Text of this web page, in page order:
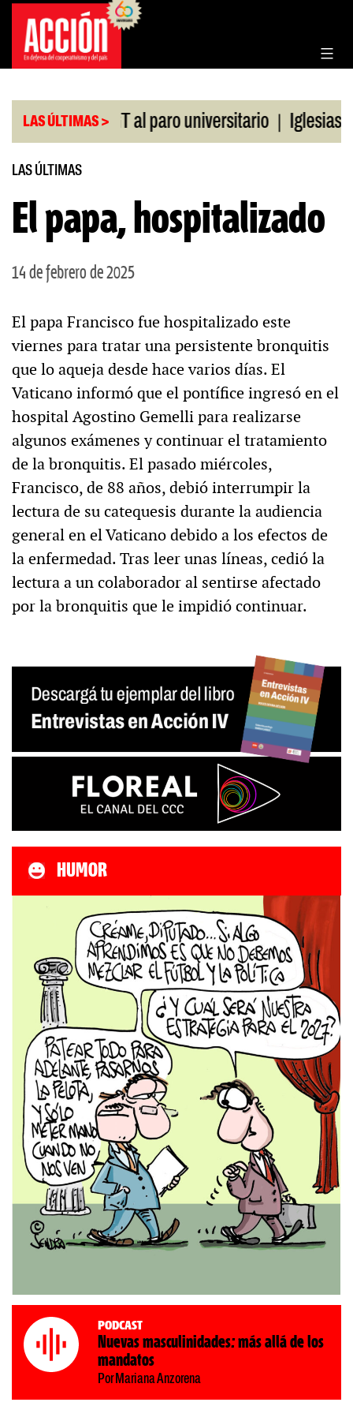
Saltar
contenido
LAS ÚLTIMAS >
de la CGT al paro universitario | Iglesias y
LAS ÚLTIMAS
El papa, hospitalizado
14 de febrero de 2025
El papa Francisco fue hospitalizado este
viernes para tratar una persistente bronquitis
que lo aqueja desde hace varios días. El
Vaticano informó que el pontífice ingresó en el
hospital Agostino Gemelli para realizarse
algunos exámenes y continuar el tratamiento
de la bronquitis. El pasado miércoles,
Francisco, de 88 años, debió interrumpir la
lectura de su catequesis durante la audiencia
general en el Vaticano debido a los efectos de
la enfermedad. Tras leer unas líneas, cedió la
lectura a un colaborador al sentirse afectado
por la bronquitis que le impidió continuar.
HUMOR
Podcast
Nuevas masculinidades: más allá de los
mandatos
Por Mariana Anzorena